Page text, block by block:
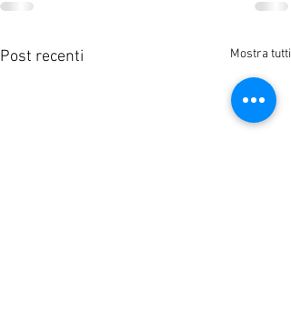
Post recenti Mostra tutti